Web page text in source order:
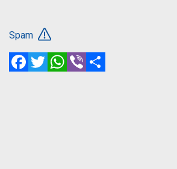
Spam
FacebookTwitterWhatsApp
Viber